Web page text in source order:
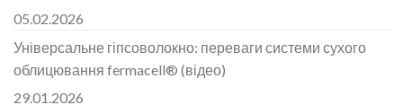
05.02.2026
Універсальне гіпсоволокно: переваги системи сухого
облицювання fermacell® (відео)
29.01.2026